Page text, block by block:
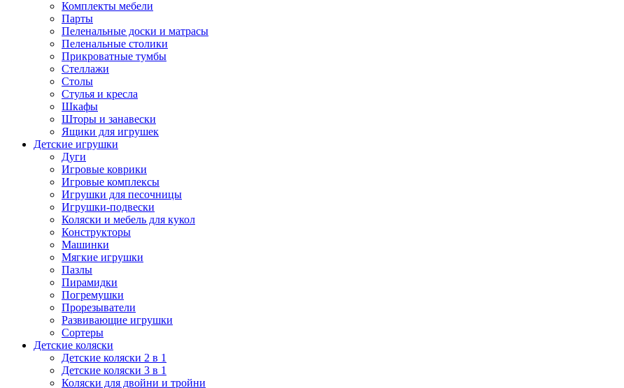
Комплекты мебели
Парты
Пеленальные доски и матрасы
Пеленальные столики
Прикроватные тумбы
Стеллажи
Столы
Стулья и кресла
Шкафы
Шторы и занавески
Ящики для игрушек
Детские игрушки
Дуги
Игровые коврики
Игровые комплексы
Игрушки для песочницы
Игрушки-подвески
Коляски и мебель для кукол
Конструкторы
Машинки
Мягкие игрушки
Пазлы
Пирамидки
Погремушки
Прорезыватели
Развивающие игрушки
Сортеры
Детские коляски
Детские коляски 2 в 1
Детские коляски 3 в 1
Коляски для двойни и тройни